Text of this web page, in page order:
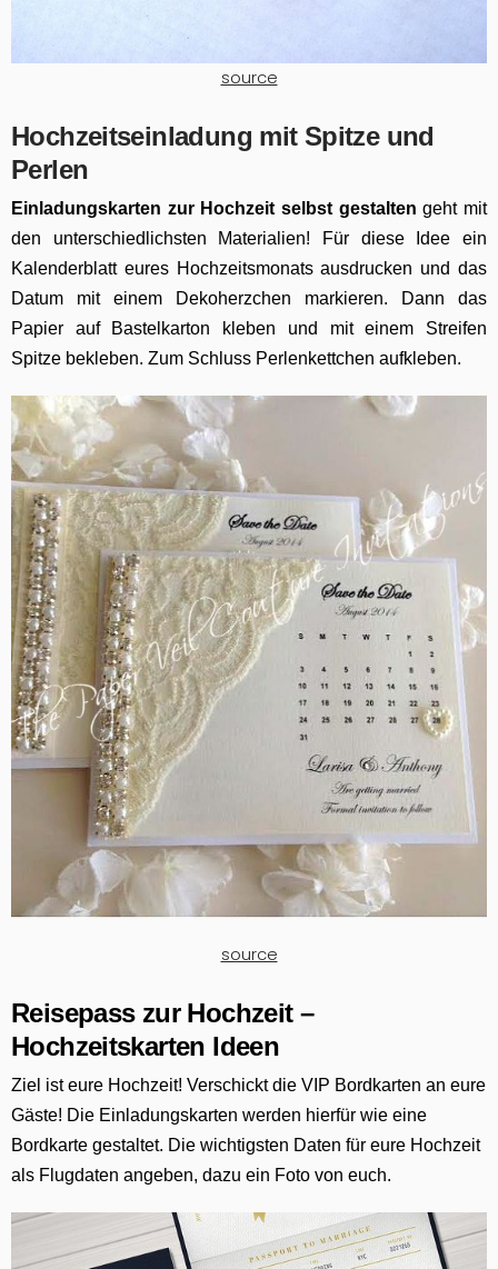
source
Hochzeitseinladung mit Spitze und
Perlen
Einladungskarten zur Hochzeit selbst gestaltengeht mit
den unterschiedlichsten Materialien! Für diese Idee ein
Kalenderblatt eures Hochzeitsmonats ausdrucken und das
Datum mit einem Dekoherzchen markieren. Dann das
Papier auf Bastelkarton kleben und mit einem Streifen
Spitze bekleben. Zum Schluss Perlenkettchen aufkleben.
source
Reisepass zur Hochzeit –
Hochzeitskarten Ideen
Ziel ist eure Hochzeit! Verschickt die VIP Bordkarten an eure
Gäste! Die Einladungskarten werden hierfür wie eine
Bordkarte gestaltet. Die wichtigsten Daten für eure Hochzeit
als Flugdaten angeben, dazu ein Foto von euch.